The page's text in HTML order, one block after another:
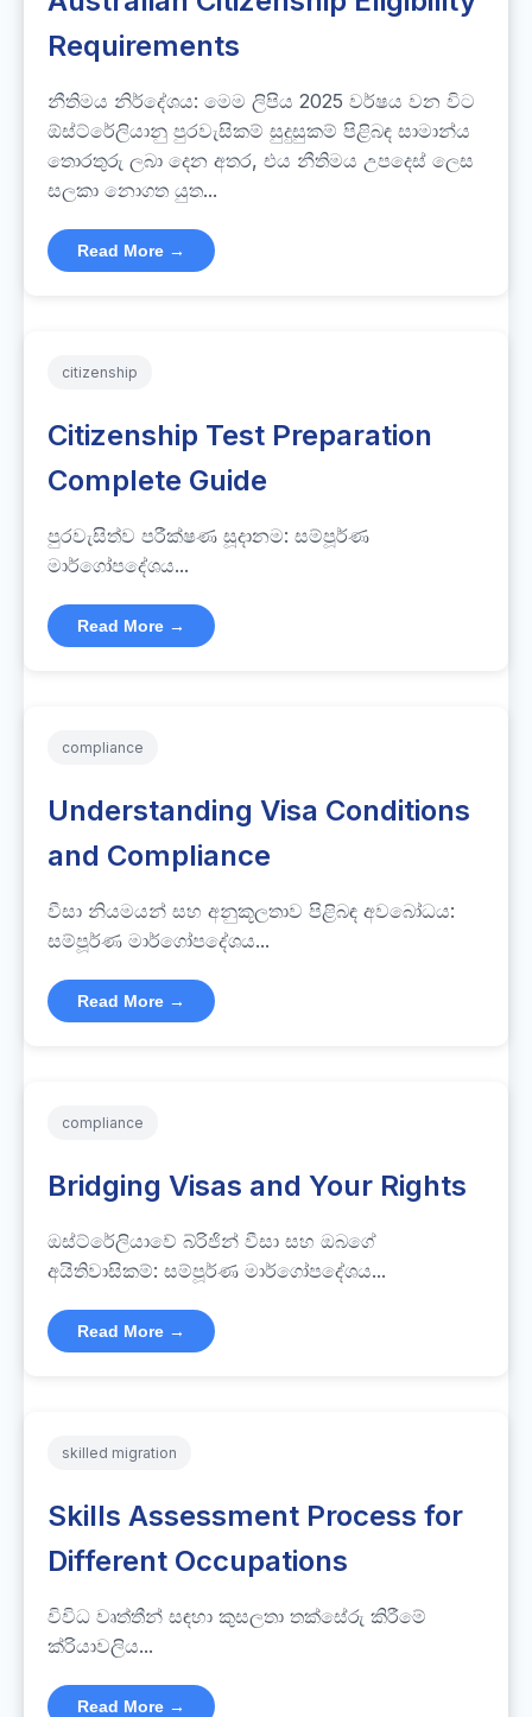
Requirements
නීතිමය නිර්දේශය: මෙම ලිපිය 2025 වර්ෂය වන විට
ඕස්ට්රේලියානු පුරවැසිකම් සුදුසුකම් පිළිබඳ සාමාන්ය
තොරතුරු ලබා දෙන අතර, එය නීතිමය උපදෙස් ලෙස
සලකා නොගත යුත...
Read More →
citizenship
Citizenship Test Preparation
Complete Guide
පුරවැසිත්ව පරීක්ෂණ සූදානම: සම්පූර්ණ
මාර්ගෝපදේශය...
Read More →
compliance
Understanding Visa Conditions
and Compliance
වීසා නියමයන් සහ අනුකූලතාව පිළිබඳ අවබෝධය:
සම්පූර්ණ මාර්ගෝපදේශය...
Read More →
compliance
Bridging Visas and Your Rights
ඔස්ට්රේලියාවේ බ්රිජින් වීසා සහ ඔබගේ
අයිතිවාසිකම්: සම්පූර්ණ මාර්ගෝපදේශය...
Read More →
skilled migration
Skills Assessment Process for
Different Occupations
විවිධ වෘත්තීන් සඳහා කුසලතා තක්සේරු කිරීමේ
ක්රියාවලිය...
Read More →